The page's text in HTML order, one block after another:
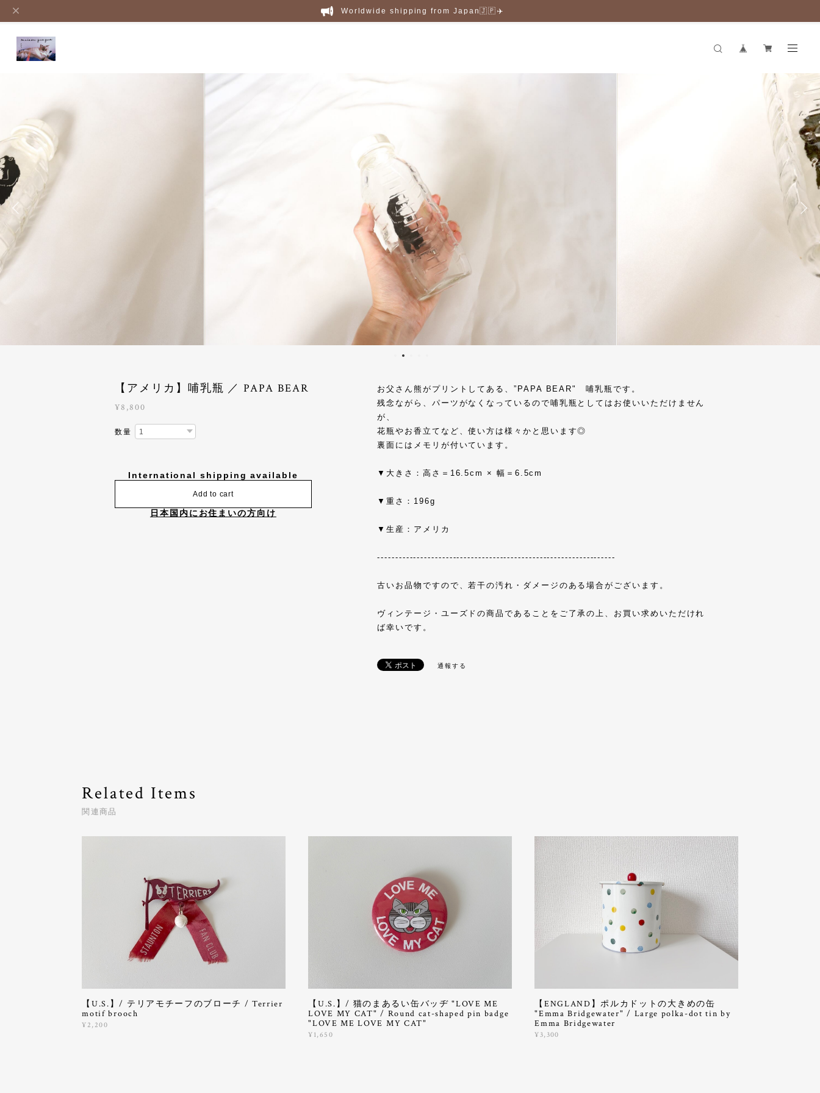
Worldwide shipping from Japan🇯🇵✈️
【アメリカ】哺乳瓶 ／ PAPA BEAR
¥8,800
数量
International shipping available
Add to cart
日本国内にお住まいの方向け
お父さん熊がプリントしてある、”PAPA BEAR" 哺乳瓶です。
残念ながら、パーツがなくなっているので哺乳瓶としてはお使いいただけません
が、
花瓶やお香立てなど、使い方は様々かと思います◎
裏面にはメモリが付いています。
▼大きさ：高さ＝16.5cm × 幅＝6.5cm
▼重さ：196g
▼生産：アメリカ
------------------------------------------------------------------
古いお品物ですので、若干の汚れ・ダメージのある場合がございます。
ヴィンテージ・ユーズドの商品であることをご了承の上、お買い求めいただけれ
ば幸いです。
通報する
Related Items
関連商品
【U.S.】/ テリアモチーフのブローチ / Terrier
motif brooch
¥2,200
【U.S.】/ 猫のまあるい缶バッヂ "LOVE ME
LOVE MY CAT" / Round cat-shaped pin badge
"LOVE ME LOVE MY CAT"
¥1,650
【ENGLAND】ポルカドットの大きめの缶
"Emma Bridgewater" / Large polka-dot tin by
Emma Bridgewater
¥3,300